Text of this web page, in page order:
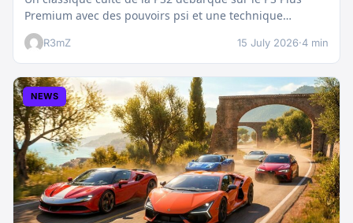
Premium avec des pouvoirs psi et une technique
boostée.…
R3mZ 15 July 2026·4 min
NEWS